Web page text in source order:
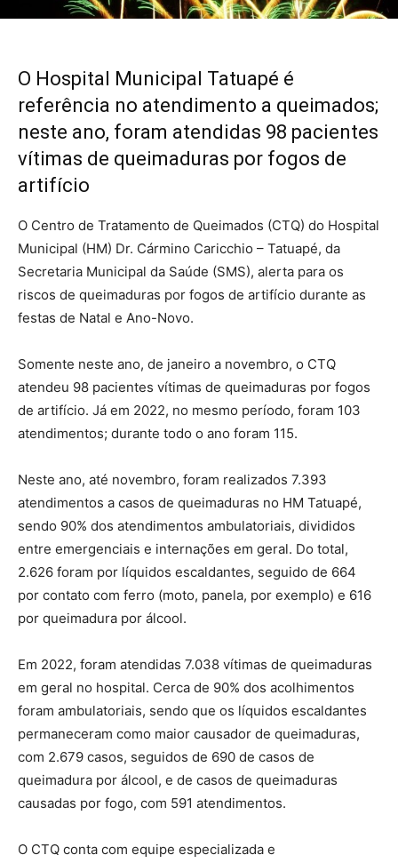
O Hospital Municipal Tatuapé é
referência no atendimento a queimados;
neste ano, foram atendidas 98 pacientes
vítimas de queimaduras por fogos de
artifício
O Centro de Tratamento de Queimados (CTQ) do Hospital
Municipal (HM) Dr. Cármino Caricchio – Tatuapé, da
Secretaria Municipal da Saúde (SMS), alerta para os
riscos de queimaduras por fogos de artifício durante as
festas de Natal e Ano-Novo.
Somente neste ano, de janeiro a novembro, o CTQ
atendeu 98 pacientes vítimas de queimaduras por fogos
de artifício. Já em 2022, no mesmo período, foram 103
atendimentos; durante todo o ano foram 115.
Neste ano, até novembro, foram realizados 7.393
atendimentos a casos de queimaduras no HM Tatuapé,
sendo 90% dos atendimentos ambulatoriais, divididos
entre emergenciais e internações em geral. Do total,
2.626 foram por líquidos escaldantes, seguido de 664
por contato com ferro (moto, panela, por exemplo) e 616
por queimadura por álcool.
Em 2022, foram atendidas 7.038 vítimas de queimaduras
em geral no hospital. Cerca de 90% dos acolhimentos
foram ambulatoriais, sendo que os líquidos escaldantes
permaneceram como maior causador de queimaduras,
com 2.679 casos, seguidos de 690 de casos de
queimadura por álcool, e de casos de queimaduras
causadas por fogo, com 591 atendimentos.
O CTQ conta com equipe especializada e